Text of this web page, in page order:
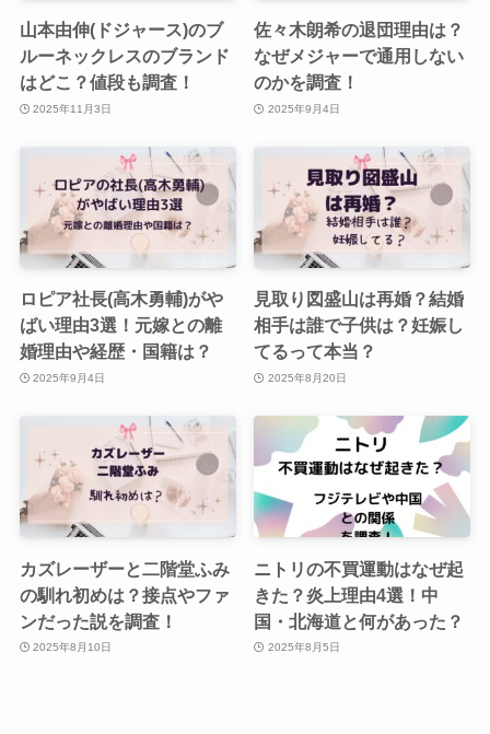
山本由伸(ドジャース)のブ
ルーネックレスのブランド
はどこ？値段も調査！
2025年11月3日
佐々木朗希の退団理由は？
なぜメジャーで通用しない
のかを調査！
2025年9月4日
ロピア社長(高木勇輔)がや
ばい理由3選！元嫁との離
婚理由や経歴・国籍は？
2025年9月4日
見取り図盛山は再婚？結婚
相手は誰で子供は？妊娠し
てるって本当？
2025年8月20日
カズレーザーと二階堂ふみ
の馴れ初めは？接点やファ
ンだった説を調査！
2025年8月10日
ニトリの不買運動はなぜ起
きた？炎上理由4選！中
国・北海道と何があった？
2025年8月5日